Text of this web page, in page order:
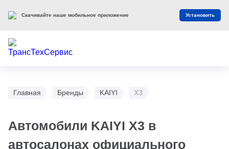
Главная Бренды KAIYI X3
Автомобили KAIYI X3 в
автосалонах официального
Скачивайте наше мобильное приложение Установить